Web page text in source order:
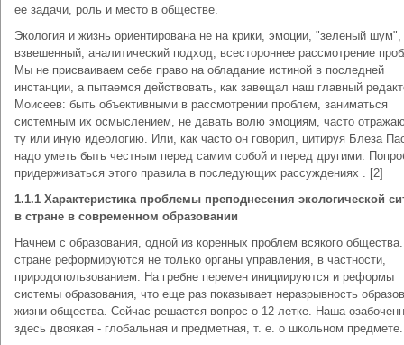
ее задачи, роль и место в обществе.
Экология и жизнь ориентирована не на крики, эмоции, "зеленый шум",
взвешенный, аналитический подход, всестороннее рассмотрение
Мы не присваиваем себе право на обладание истиной в последней
инстанции, а пытаемся действовать, как завещал наш главный
Моисеев: быть объективными в рассмотрении проблем, заниматься
системным их осмыслением, не давать волю эмоциям, часто
ту или иную идеологию. Или, как часто он говорил, цитируя Блеза
надо уметь быть честным перед самим собой и перед другими.
придерживаться этого правила в последующих рассуждениях . [2]
1.1.1 Характеристика проблемы преподнесения экологической
в стране в современном образовании
Начнем с образования, одной из коренных проблем всякого
стране реформируются не только органы управления, в частности,
природопользованием. На гребне перемен инициируются и реформы
системы образования, что еще раз показывает неразрывность
жизни общества. Сейчас решается вопрос о 12-летке. Наша
здесь двоякая - глобальная и предметная, т. е. о школьном предмете.